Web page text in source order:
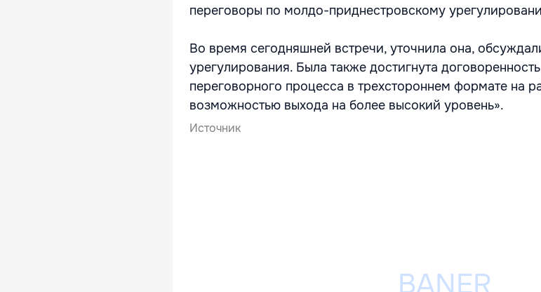
переговоры по молдо-приднестровскому
Во время сегодняшней встречи, уточнила она,
урегулирования. Была также достигнута
переговорного процесса в трехстороннем формате на
возможностью выхода на более высокий уровень».
Источник